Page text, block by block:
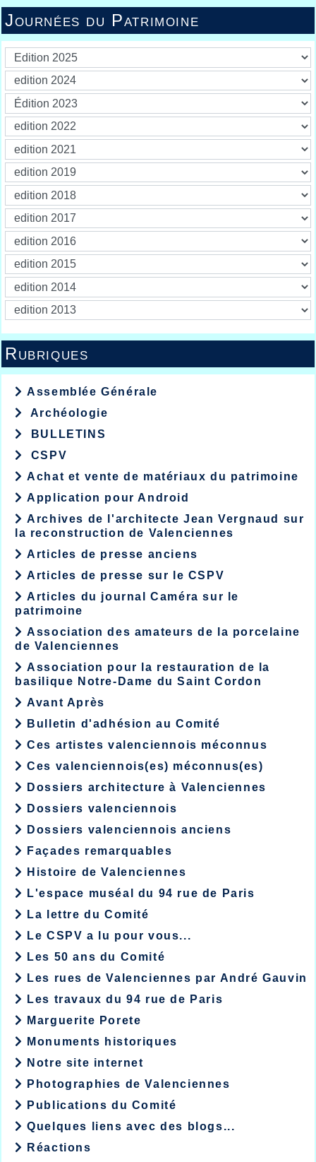
Journées du Patrimoine
Rubriques
Assemblée Générale
Archéologie
BULLETINS
CSPV
Achat et vente de matériaux du patrimoine
Application pour Android
Archives de l'architecte Jean Vergnaud sur
la reconstruction de Valenciennes
Articles de presse anciens
Articles de presse sur le CSPV
Articles du journal Caméra sur le
patrimoine
Association des amateurs de la porcelaine
de Valenciennes
Association pour la restauration de la
basilique Notre-Dame du Saint Cordon
Avant Après
Bulletin d'adhésion au Comité
Ces artistes valenciennois méconnus
Ces valenciennois(es) méconnus(es)
Dossiers architecture à Valenciennes
Dossiers valenciennois
Dossiers valenciennois anciens
Façades remarquables
Histoire de Valenciennes
L'espace muséal du 94 rue de Paris
La lettre du Comité
Le CSPV a lu pour vous...
Les 50 ans du Comité
Les rues de Valenciennes par André Gauvin
Les travaux du 94 rue de Paris
Marguerite Porete
Monuments historiques
Notre site internet
Photographies de Valenciennes
Publications du Comité
Quelques liens avec des blogs...
Réactions